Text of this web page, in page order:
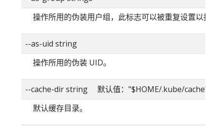
操作所用的伪装用户组，此标志可以被重复设置以指
--as-uid string
操作所用的伪装 UID。
--cache-dir string 默认值："$HOME/.kube/cache"
默认缓存目录。